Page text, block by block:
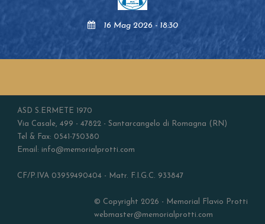
16 Mag 2026 - 18:30
ASD S.ERMETE 1970
Via Casale, 499 - 47822 - Santarcangelo di Romagna (RN)
Tel & Fax: 0541-750380
Email: info@memorialprotti.com
CF/P.IVA 03959490404 - Matr. F.I.G.C. 933847
© Copyright 2026 - Memorial Flavio Protti
webmaster@memorialprotti.com